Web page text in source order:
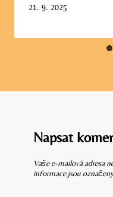
21. 9. 2025
Napsat
Vaše e-mailová adresa
informace jsou